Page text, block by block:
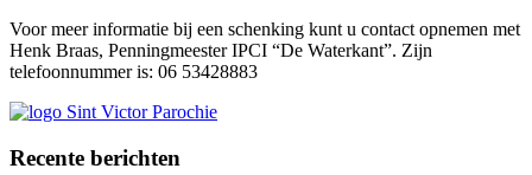
Voor meer informatie bij een schenking kunt u contact opnemen met
Henk Braas, Penningmeester IPCI “De Waterkant”. Zijn
telefoonnummer is: 06 53428883
Recente berichten